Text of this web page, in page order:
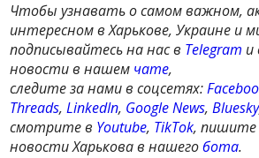
Чтобы узнавать о самом важном,
интересном в Харькове, Украине и
подписывайтесь на нас в Telegram и
новости в нашем чате,
следите за нами в соцсетях:
Threads,LinkedIn, Google News,Bluesky
смотрите в Youtube, TikTok, пишите
новости Харькова в нашегобота.